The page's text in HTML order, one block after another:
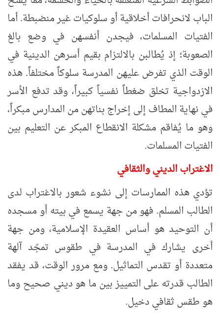
الباب لانحرافات أخلاقية أو سلوكيات غير منضبطة. أما
الفتيات المسلمات، فيجدن أنفسهن في وضع بالغ
الصعوبة؛ إذ يُطالبن بالالتزام بقيم أسرهن الدينية في
الوقت الذي تفرض عليهن المدرسة سلوكاً مختلفاً. هذه
الازدواجية تخلق ضغطاً نفسياً كبيراً، وقد تدفع الأسر
في نهاية المطاف إلى إخراج بناتهن من المدارس مبكراً،
وهو ما يُفاقم مشكلة الانقطاع المبكر عن التعليم بين
الفتيات المسلمات.
الاغتراب الديني والثقافي
تؤدي هذه الممارسات إلى نشوء شعور بالاغتراب لدى
الطالب المسلم. فهو من جهة يسمع في بيته أو مسجده
أن التوحيد هو أساس العقيدة الإسلامية، ومن جهة
أخرى يشارك في المدرسة في طقوس تمجّد آلهة
متعددة أو تقدس التماثيل. ومع مرور الوقت، قد يفقد
الطالب قدرته على التمييز بين ما هو ديني صحيح وما
هو طقس ثقافي دخيل.